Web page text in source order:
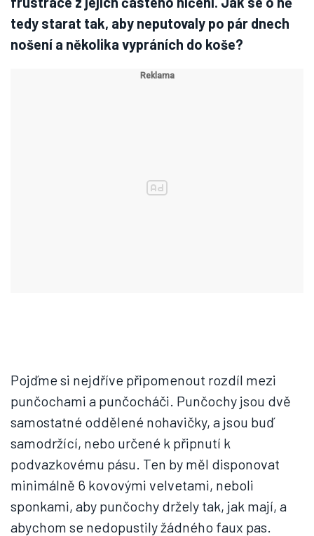
tedy starat tak, aby neputovaly po pár dnech
nošení a několika vypráních do koše?
Pojďme si nejdříve připomenout rozdíl mezi
punčochami a punčocháči. Punčochy jsou dvě
samostatné oddělené nohavičky, a jsou buď
samodržící, nebo určené k připnutí k
podvazkovému pásu. Ten by měl disponovat
minimálně 6 kovovými velvetami, neboli
sponkami, aby punčochy držely tak, jak mají, a
abychom se nedopustily žádného faux pas.